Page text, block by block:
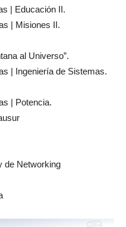
| Educación II.
| Misiones II.
al Universo”.
| Ingeniería de Sistemas.
| Potencia.
de Networking